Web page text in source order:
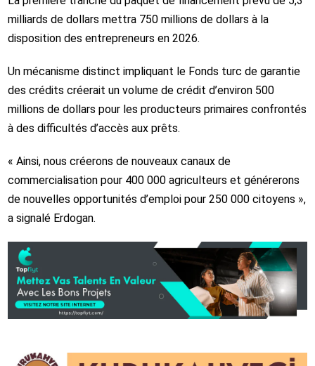
milliards de dollars mettra 750 millions de dollars à la
disposition des entrepreneurs en 2026.
Un mécanisme distinct impliquant le Fonds turc de garantie
des crédits créerait un volume de crédit d’environ 500
millions de dollars pour les producteurs primaires confrontés
à des difficultés d’accès aux prêts.
« Ainsi, nous créerons de nouveaux canaux de
commercialisation pour 400 000 agriculteurs et générerons
de nouvelles opportunités d’emploi pour 250 000 citoyens »,
a signalé Erdogan.